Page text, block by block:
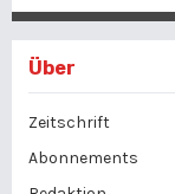
Über
Zeitschrift
Abonnements